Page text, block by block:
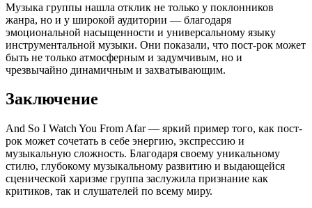
Музыка группы нашла отклик не только у поклонников
жанра, но и у широкой аудитории — благодаря
эмоциональной насыщенности и универсальному языку
инструментальной музыки. Они показали, что пост-рок может
быть не только атмосферным и задумчивым, но и
чрезвычайно динамичным и захватывающим.
Заключение
And So I Watch You From Afar — яркий пример того, как пост-
рок может сочетать в себе энергию, экспрессию и
музыкальную сложность. Благодаря своему уникальному
стилю, глубокому музыкальному развитию и выдающейся
сценической харизме группа заслужила признание как
критиков, так и слушателей по всему миру.